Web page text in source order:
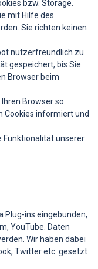
bzw. Storage.
mit Hilfe des
Sie richten keinen
nutzerfreundlich zu
gespeichert, bis Sie
Browser beim
Browser so
Cookies informiert und
Funktionalität unserer
Plug-ins eingebunden,
YouTube. Daten
Wir haben dabei
Twitter etc. gesetzt